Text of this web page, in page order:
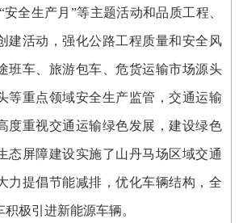
安全生产月”等主题活动和品质工程、
建活动，强化公路工程质量和安全风
班车、旅游包车、危货运输市场源头
等重点领域安全生产监管，交通运输
度重视交通运输绿色发展，建设绿色
态屏障建设实施了山丹马场区域交通
力提倡节能减排，优化车辆结构，全
极引进新能源车辆。